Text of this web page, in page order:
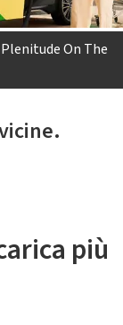
On The
più